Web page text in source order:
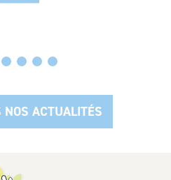
NOS ACTUALITÉS